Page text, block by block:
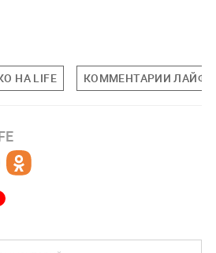
НА LIFE КОММЕНТАРИИ ЛАЙФУ